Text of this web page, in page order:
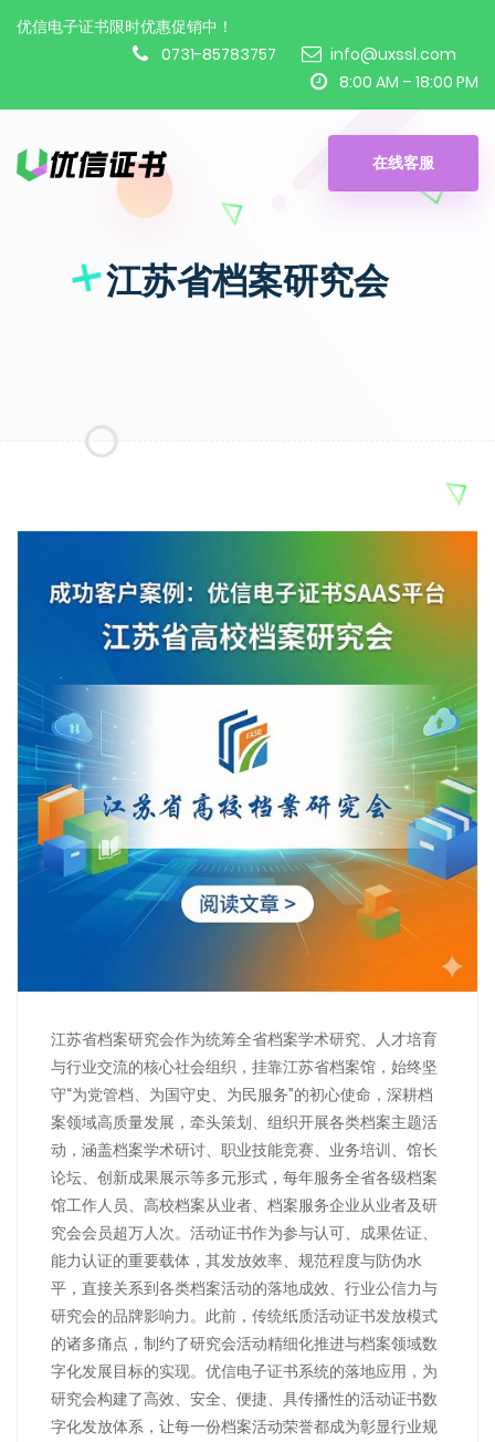
优信电子证书限时优惠促销中！
0731-85783757
info@uxssl.com
8:00 AM – 18:00 PM
在线客服
江苏省档案研究会
江苏省档案研究会作为统筹全省档案学术研究、人才培育
与行业交流的核心社会组织，挂靠江苏省档案馆，始终坚
守“为党管档、为国守史、为民服务”的初心使命，深耕档
案领域高质量发展，牵头策划、组织开展各类档案主题活
动，涵盖档案学术研讨、职业技能竞赛、业务培训、馆长
论坛、创新成果展示等多元形式，每年服务全省各级档案
馆工作人员、高校档案从业者、档案服务企业从业者及研
究会会员超万人次。活动证书作为参与认可、成果佐证、
能力认证的重要载体，其发放效率、规范程度与防伪水
平，直接关系到各类档案活动的落地成效、行业公信力与
研究会的品牌影响力。此前，传统纸质活动证书发放模式
的诸多痛点，制约了研究会活动精细化推进与档案领域数
字化发展目标的实现。优信电子证书系统的落地应用，为
研究会构建了高效、安全、便捷、具传播性的活动证书数
字化发放体系，让每一份档案活动荣誉都成为彰显行业规